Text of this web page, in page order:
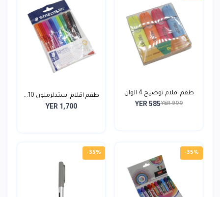
طقم اقلام توضيح 4 الوان
YER 900
YER 585
طقم اقلام استدلرملون 10...
YER 1,700
-35%
-35%